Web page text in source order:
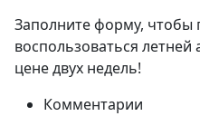
Заполните форму,
воспользоваться
цене двух недель!
Комментарии